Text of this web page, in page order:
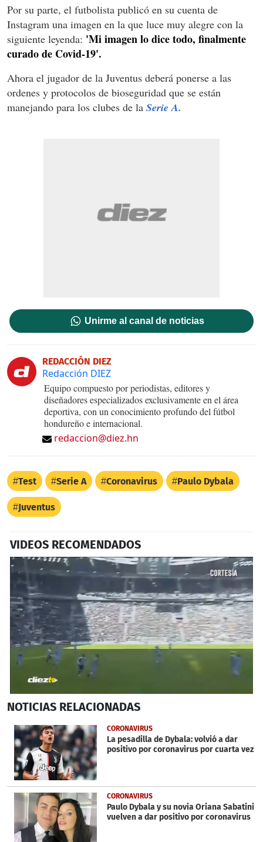
Por su parte, el futbolista publicó en su cuenta de
Instagram una imagen en la que luce muy alegre con la
siguiente leyenda: 'Mi imagen lo dice todo, finalmente
curado de Covid-19'.
Ahora el jugador de la Juventus deberá ponerse a las
ordenes y protocolos de bioseguridad que se están
manejando para los clubes de la Serie A.
Unirme al canal de noticias
REDACCIÓN DIEZ
Redacción DIEZ
Equipo compuesto por periodistas, editores y
diseñadores especializados exclusivamente en el área
deportiva, con un conocimiento profundo del fútbol
hondureño e internacional.
redaccion@diez.hn
Test Serie A Coronavirus Paulo Dybala
Juventus
VIDEOS RECOMENDADOS
seconds
1
minute,
0
NOTICIAS RELACIONADAS
CORONAVIRUS
La pesadilla de Dybala: volvió a dar
positivo por coronavirus por cuarta vez
CORONAVIRUS
Paulo Dybala y su novia Oriana Sabatini
vuelven a dar positivo por coronavirus